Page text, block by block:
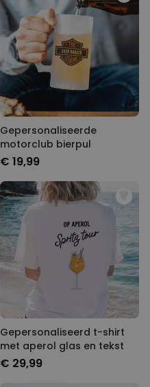
Gepersonaliseerde
motorclub bierpul
€ 19,99
Gepersonaliseerd t-shirt
met aperol glas en tekst
€ 29,99